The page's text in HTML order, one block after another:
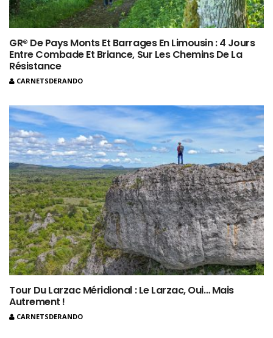
GR® De Pays Monts Et Barrages En Limousin : 4 Jours
Entre Combade Et Briance, Sur Les Chemins De La
Résistance
CARNETSDERANDO
Tour Du Larzac Méridional : Le Larzac, Oui… Mais
Autrement !
CARNETSDERANDO